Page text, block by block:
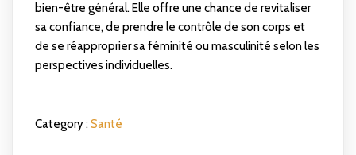
bien-être général. Elle offre une chance de revitaliser
sa confiance, de prendre le contrôle de son corps et
de se réapproprier sa féminité ou masculinité selon les
perspectives individuelles.
Category :Santé